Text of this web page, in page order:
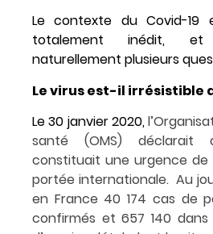
Le contexte du Covid-
totalement inédit,
naturellement plusieurs
Le virus est-il irrésistible
Le 30 janvier 2020,
santé (OMS) déclarait
constituait une urgence de
portée internationale. Au
en France 40 174 cas de
confirmés et 657 140 dans